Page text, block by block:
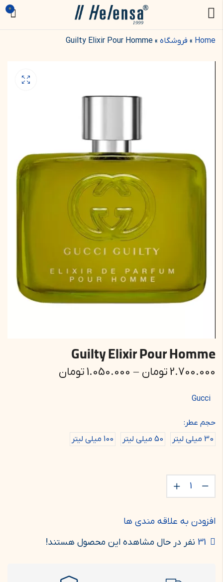
0
Home
» فروشگاه »
Guilty Elixir Pour Homme
1.050.000
Guerlain Shalimar
Guilty Elixir Pour Homme
2.700.000تومان –
1.050.000تومان
Gucci
حجم عطر:
30 میلی لیتر
50 میلی لیتر 100 میلی لیتر
افزودن به علاقه مندی ها
31 نفر در حال مشاهده این محصول هستند!